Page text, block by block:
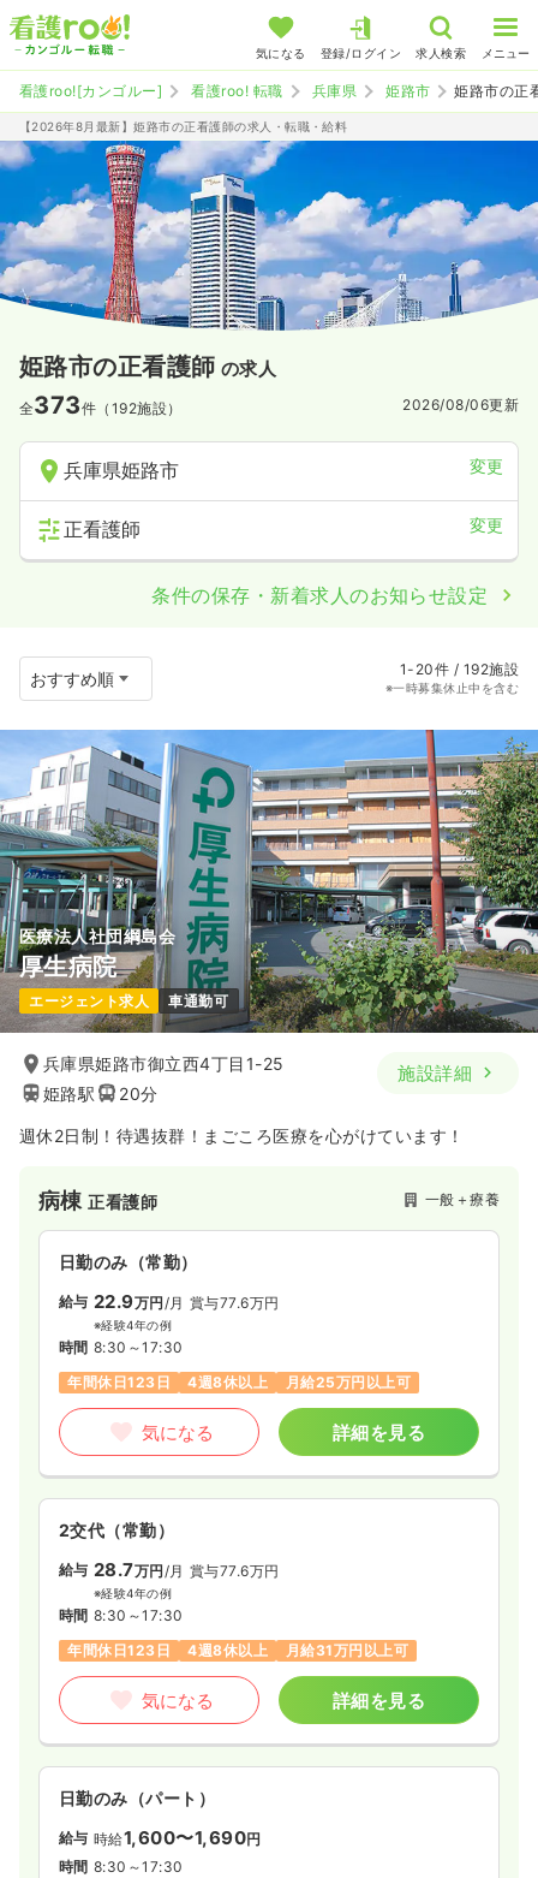
気になる 登録/ログイン 求人検索 メニュー
看護roo![カンゴルー] 看護roo! 転職 兵庫県 姫路市 姫路市の正
【2026年8月最新】姫路市の正看護師の求人・転職・給料
姫路市の正看護師 の求人
全373件（192施設） 2026/08/06更新
兵庫県姫路市 変更
正看護師 変更
条件の保存・新着求人のお知らせ設定
1-20件 / 192施設
※一時募集休止中を含む
医療法人社団綱島会
厚生病院
エージェント求人 車通勤可
兵庫県姫路市御立西4丁目1-25
姫路駅
20分
施設詳細
週休2日制！待遇抜群！まごころ医療を心がけています！
病棟正看護師 一般＋療養
日勤のみ（常勤）
給与 22.9万円 /月 賞与77.6万円
※経験4年の例
時間 8:30～17:30
年間休日123日
4週8休以上 月給25万円以上可
気になる 詳細を見る
2交代（常勤）
給与 28.7万円/月 賞与77.6万円
※経験4年の例
時間 8:30～17:30
年間休日123日
4週8休以上 月給31万円以上可
気になる 詳細を見る
日勤のみ（パート）
給与 時給1,600〜1,690円
時間 8:30～17:30